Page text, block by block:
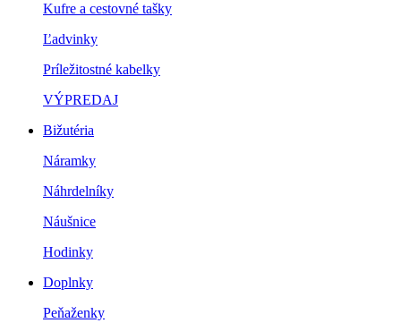
Kufre a cestovné tašky
Ľadvinky
Príležitostné kabelky
VÝPREDAJ
Bižutéria
Náramky
Náhrdelníky
Náušnice
Hodinky
Doplnky
Peňaženky